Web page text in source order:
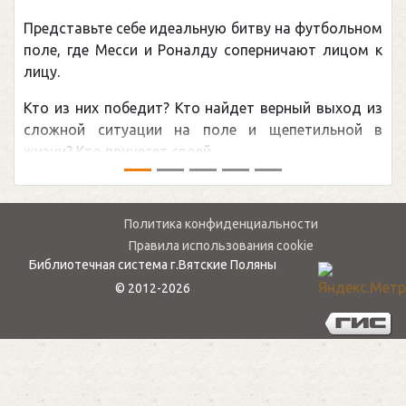
Погоня Александра Овечкина за снайперским
обсуждаемая хоккейная тема последних лет в
мире.Перед сезоном Национальной хоккейной лиги
— ...
Политика конфиденциальности
Правила использования cookie